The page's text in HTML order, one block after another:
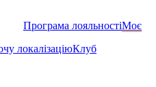
Програма лояльностіМоє
локалізаціюКлуб